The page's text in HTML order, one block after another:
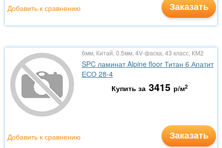
Заказать
Добавить к сравнению
6мм, Китай, 0.5мм, 4V-фаска, 43 класс, КМ2
SPC ламинат Alpine floor Титан 6 Апатит
ЕСО 28-4
Купить за 3415 р/м2
Заказать
Добавить к сравнению